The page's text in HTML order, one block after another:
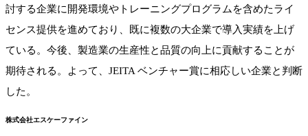
討する企業に開発環境やトレーニングプログラムを含めたライ
センス提供を進めており、既に複数の大企業で導入実績を上げ
ている。今後、製造業の生産性と品質の向上に貢献することが
期待される。よって、JEITA ベンチャー賞に相応しい企業と判断
した。
株式会社エスケーファイン